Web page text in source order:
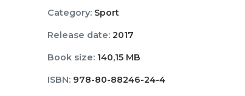
Category:Sport
Release date:2017
Book size:140,15 MB
ISBN:978-80-88246-24-4